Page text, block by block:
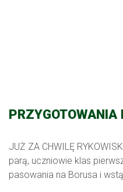
PRZYGOTOWANIA
JUŻ ZA CHWILĘ
parą, uczniowie klas
pasowania na Borusa i